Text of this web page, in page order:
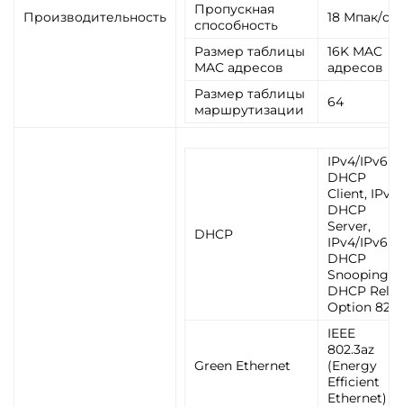
Производительность
Пропускная
способность
18 Мпак/с
Размер таблицы
MAC адресов
16K MAC
адресов
Размер таблицы
маршрутизации
64
DHCP
IPv4/IPv6
DHCP
Client, IPv4
DHCP
Server,
IPv4/IPv6
DHCP
Snooping,
DHCP Relay
Option 82
Green Ethernet
IEEE
802.3az
(Energy
Efficient
Ethernet)